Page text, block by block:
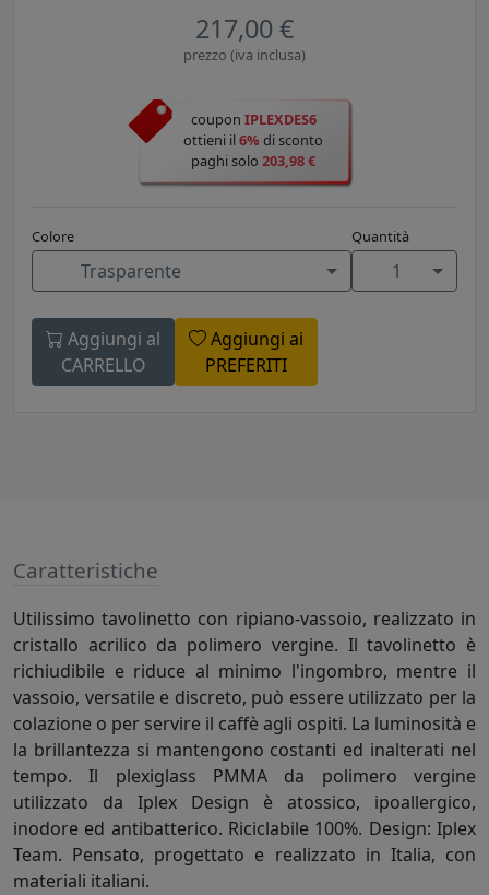
217,00 €
prezzo (iva inclusa)
coupon IPLEXDES6
ottieni il6% di sconto
paghi solo 203,98 €
Colore
Trasparente
Quantità
1
Aggiungi al
CARRELLO
Aggiungi ai
PREFERITI
Caratteristiche
Utilissimo tavolinetto con ripiano-vassoio, realizzato in
cristallo acrilico da polimero vergine. Il tavolinetto è
richiudibile e riduce al minimo l'ingombro, mentre il
vassoio, versatile e discreto, può essere utilizzato per la
colazione o per servire il caffè agli ospiti. La luminosità e
la brillantezza si mantengono costanti ed inalterati nel
tempo. Il plexiglass PMMA da polimero vergine
utilizzato da Iplex Design è atossico, ipoallergico,
inodore ed antibatterico. Riciclabile 100%. Design: Iplex
Team. Pensato, progettato e realizzato in Italia, con
materiali italiani.